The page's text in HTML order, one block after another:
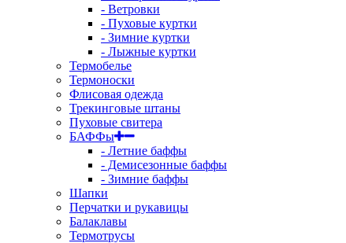
- Ветровки
- Пуховые куртки
- Зимние куртки
- Лыжные куртки
Термобелье
Термоноски
Флисовая одежда
Трекинговые штаны
Пуховые свитера
БАФФы
- Летние баффы
- Демисезонные баффы
- Зимние баффы
Шапки
Перчатки и рукавицы
Балаклавы
Термотрусы